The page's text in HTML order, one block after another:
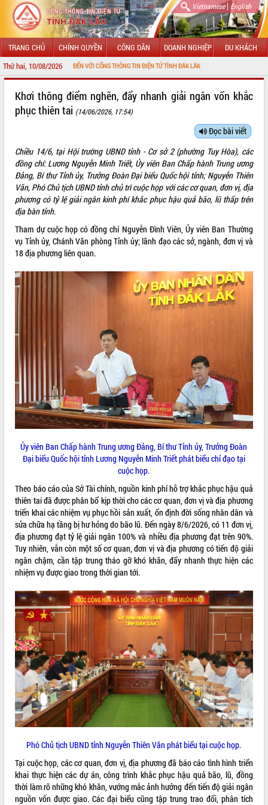
Vietnamese| English
TRANG CHỦ CHÍNH QUYỀN CÔNG DÂN DOANH NGHIỆP DU KHÁCH
Thứ hai, 10/08/2026
CHÀO MỪNG ĐẾN VỚI CỔNG THÔNG TIN ĐIỆN TỬ TỈNH ĐẮK LẮK
LÃNH ĐẠO UBND TỈNH
SỞ, BAN, NGÀNH
UBND CÁC XÃ, PHƯỜNG
THÔNG TIN CHỈ ĐẠO ĐIỀU HÀNH
HỆ THỐNG VĂN BẢN
VĂN BẢN HĐND TỈNH
ĐIỂM TIN VĂN BẢN
VIDEO
Trailer Lễ hội Sầu riêng Đắk Lắk năm
Khám bệnh, cấp phát thuốc miễn phí
và tặng quà người dân xã Cư Pui
Hội nghị UBND tỉnh Đắk Lắk thường kỳ
Lễ truy tặng danh hiệu “Bà Mẹ Việt
Nam Anh hùng” và trao Huân chương
Lao động
UBND tỉnh Đắk Lắk triển khai nhiệm
ALBUM ẢNH
Khơi thông điểm nghẽn, đẩy nhanh giải ngân vốn khắc
phục thiên tai (14/06/2026, 17:54)
Đọc bài viết
Chiều 14/6, tại Hội trường UBND tỉnh - Cơ sở 2 (phường Tuy Hòa), các
đồng chí: Lương Nguyễn Minh Triết, Ủy viên Ban Chấp hành Trung ương
Đảng, Bí thư Tỉnh ủy, Trưởng Đoàn Đại biểu Quốc hội tỉnh; Nguyễn Thiên
Văn, Phó Chủ tịch UBND tỉnh chủ trì cuộc họp với các cơ quan, đơn vị, địa
phương có tỷ lệ giải ngân kinh phí khắc phục hậu quả bão, lũ thấp trên
địa bàn tỉnh.
Tham dự cuộc họp có đồng chí Nguyễn Đình Viên, Ủy viên Ban Thường
vụ Tỉnh ủy, Chánh Văn phòng Tỉnh ủy; lãnh đạo các sở, ngành, đơn vị và
18 địa phương liên quan.
Ủy viên Ban Chấp hành Trung ương Đảng, Bí thư Tỉnh ủy, Trưởng Đoàn
Đại biểu Quốc hội tỉnh Lương Nguyễn Minh Triết phát biểu chỉ đạo tại
cuộc họp.
Theo báo cáo của Sở Tài chính, nguồn kinh phí hỗ trợ khắc phục hậu quả
thiên tai đã được phân bổ kịp thời cho các cơ quan, đơn vị và địa phương
triển khai các nhiệm vụ phục hồi sản xuất, ổn định đời sống nhân dân và
sửa chữa hạ tầng bị hư hỏng do bão lũ. Đến ngày 8/6/2026, có 11 đơn vị,
địa phương đạt tỷ lệ giải ngân 100% và nhiều địa phương đạt trên 90%.
Tuy nhiên, vẫn còn một số cơ quan, đơn vị và địa phương có tiến độ giải
ngân chậm, cần tập trung tháo gỡ khó khăn, đẩy nhanh thực hiện các
nhiệm vụ được giao trong thời gian tới.
Phó Chủ tịch UBND tỉnh Nguyễn Thiên Văn phát biểu tại cuộc họp.
Tại cuộc họp, các cơ quan, đơn vị, địa phương đã báo cáo tình hình triển
khai thực hiện các dự án, công trình khắc phục hậu quả bão, lũ, đồng
thời làm rõ những khó khăn, vướng mắc ảnh hưởng đến tiến độ giải ngân
nguồn vốn được giao. Các đại biểu cũng tập trung trao đổi, phân tích